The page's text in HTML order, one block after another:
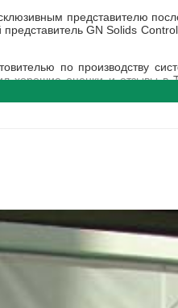
представителю
GN Solids
по производству
хорошие оценки и отзывы